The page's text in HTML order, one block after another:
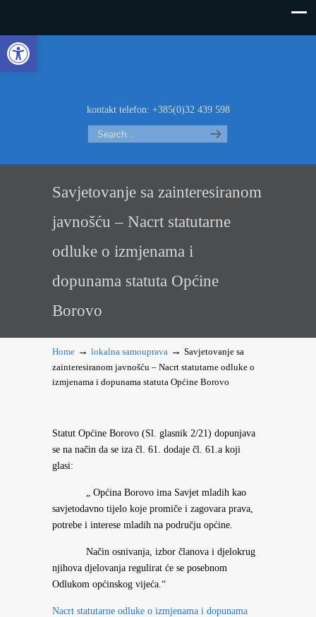
Open toolbar
kontakt telefon: +385(0)32 439 598
Savjetovanje sa zainteresiranom
javnošću – Nacrt statutarne
odluke o izmjenama i
dopunama statuta Općine
Borovo
Home → lokalna samouprava → Savjetovanje sa
zainteresiranom javnošću – Nacrt statutarne odluke o
izmjenama i dopunama statuta Općine Borovo
Statut Općine Borovo (Sl. glasnik 2/21) dopunjava
se na način da se iza čl. 61. dodaje čl. 61.a koji
glasi:
„ Općina Borovo ima Savjet mladih kao
savjetodavno tijelo koje promiče i zagovara prava,
potrebe i interese mladih na području općine.
Način osnivanja, izbor članova i djelokrug
njihova djelovanja regulirat će se posebnom
Odlukom općinskog vijeća.“
Nacrt statutarne odluke o izmjenama i dopunama